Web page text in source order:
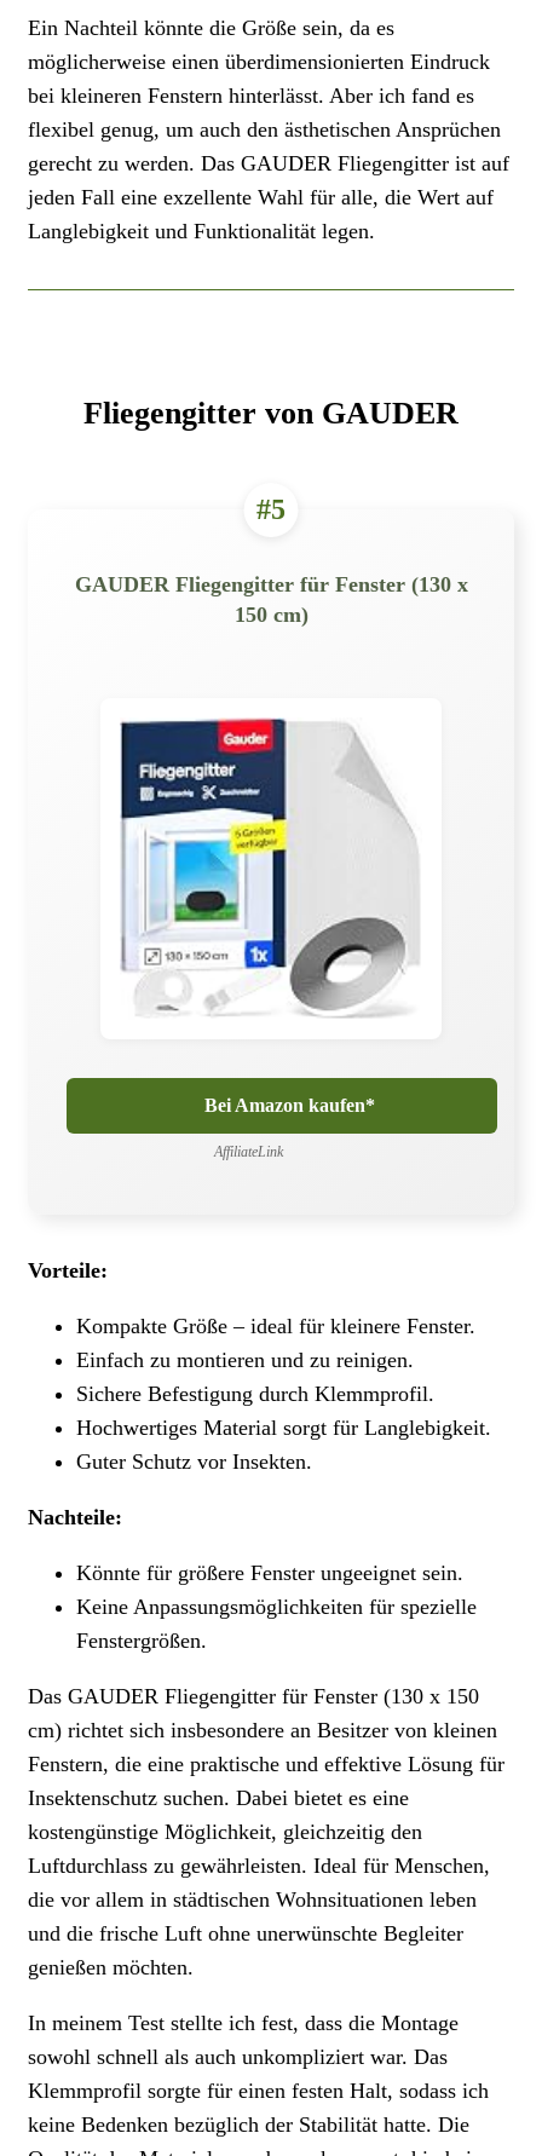
Ein Nachteil könnte die Größe sein, da es
möglicherweise einen überdimensionierten Eindruck
bei kleineren Fenstern hinterlässt. Aber ich fand es
flexibel genug, um auch den ästhetischen Ansprüchen
gerecht zu werden. Das GAUDER Fliegengitter ist auf
jeden Fall eine exzellente Wahl für alle, die Wert auf
Langlebigkeit und Funktionalität legen.
Fliegengitter von GAUDER
#5
GAUDER Fliegengitter für Fenster (130 x
150 cm)
Bei Amazon kaufen*
AffiliateLink
Vorteile:
Kompakte Größe – ideal für kleinere Fenster.
Einfach zu montieren und zu reinigen.
Sichere Befestigung durch Klemmprofil.
Hochwertiges Material sorgt für Langlebigkeit.
Guter Schutz vor Insekten.
Nachteile:
Könnte für größere Fenster ungeeignet sein.
Keine Anpassungsmöglichkeiten für spezielle
Fenstergrößen.
Das GAUDER Fliegengitter für Fenster (130 x 150
cm) richtet sich insbesondere an Besitzer von kleinen
Fenstern, die eine praktische und effektive Lösung für
Insektenschutz suchen. Dabei bietet es eine
kostengünstige Möglichkeit, gleichzeitig den
Luftdurchlass zu gewährleisten. Ideal für Menschen,
die vor allem in städtischen Wohnsituationen leben
und die frische Luft ohne unerwünschte Begleiter
genießen möchten.
In meinem Test stellte ich fest, dass die Montage
sowohl schnell als auch unkompliziert war. Das
Klemmprofil sorgte für einen festen Halt, sodass ich
keine Bedenken bezüglich der Stabilität hatte. Die